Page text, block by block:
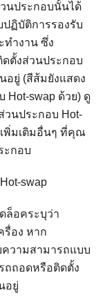
นประกอบนั้นได้
ฏิบัติการรองรับ
ทำงาน ซึ่ง
ตั้งส่วนประกอบ
อยู่ (สีส้มยังแสดง
swap ด้วย) ดู
นประกอบ Hot-
เพิ่มเติมอื่นๆ ที่คุณ
ะกอบ
swap
ล็อคระบุว่า
รื่อง หาก
ความสามารถแบบ
ถถอดหรือติดตั้ง
อยู่